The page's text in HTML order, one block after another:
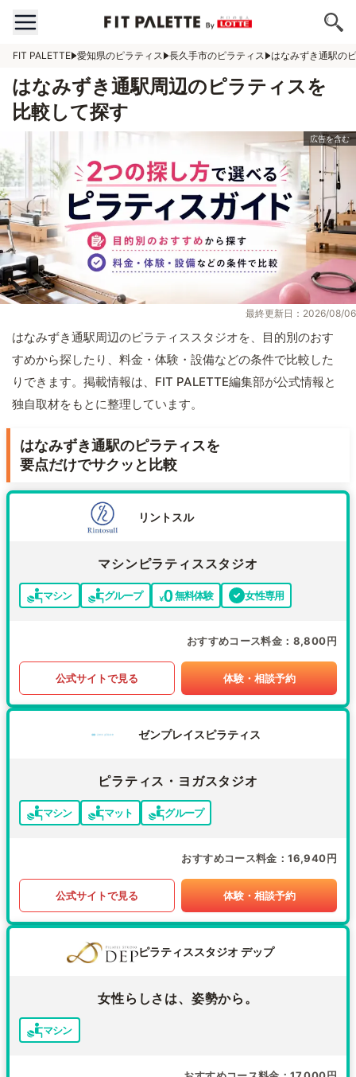
FIT PALETTE 愛知県のピラティス 長久手市のピラティス はなみずき通駅の
はなみずき通駅周辺のピラティスを
比較して探す
最終更新日：2026/08/06
はなみずき通駅周辺のピラティススタジオを、目的別のおす
すめから探したり、料金・体験・設備などの条件で比較した
りできます。掲載情報は、FIT PALETTE編集部が公式情報と
独自取材をもとに整理しています。
はなみずき通駅のピラティスを
要点だけでサクッと比較
リントスル
マシンピラティススタジオ
マシン グループ 無料体験 女性専用
おすすめコース料金 8,800円
公式サイトで見る 体験・相談予約
ゼンプレイスピラティス
ピラティス・ヨガスタジオ
マシン マット グループ
おすすめコース料金 16,940円
公式サイトで見る 体験・相談予約
ピラティススタジオ デップ
女性らしさは、姿勢から。
マシン